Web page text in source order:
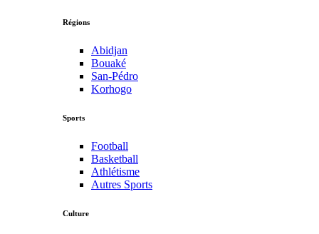
Régions
Abidjan
Bouaké
San-Pédro
Korhogo
Sports
Football
Basketball
Athlétisme
Autres Sports
Culture